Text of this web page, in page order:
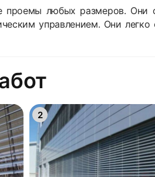
любых размеров. Они
управлением. Они
2